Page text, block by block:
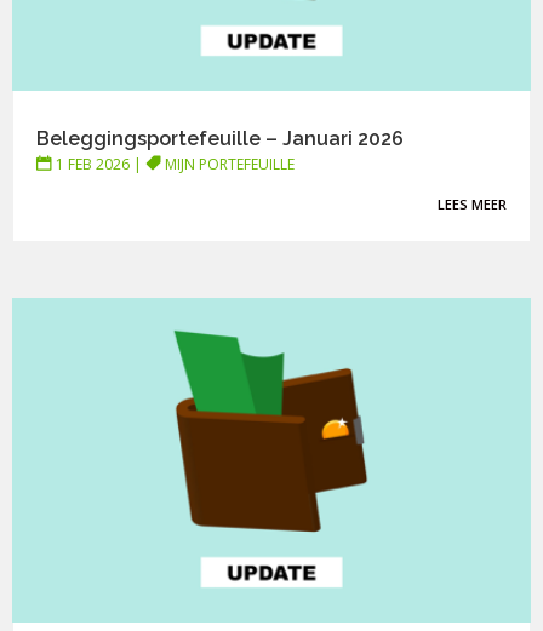
Beleggingsportefeuille – Januari 2026
1 FEB 2026 | MIJN PORTEFEUILLE
LEES MEER